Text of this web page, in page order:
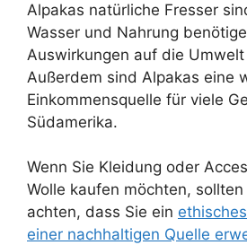
Alpakas natürliche Fresser
Wasser und Nahrung
Auswirkungen auf die
Außerdem sind Alpakas eine
Einkommensquelle für viele
Südamerika.
Wenn Sie Kleidung oder
Wolle kaufen möchten,
achten, dass Sie ein
einer nachhaltigen Quelle